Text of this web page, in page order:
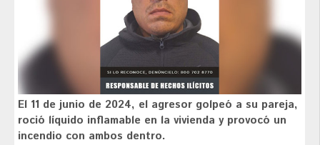
El 11 de junio de 2024, el agresor golpeó a su pareja,
roció líquido inflamable en la vivienda y provocó un
incendio con ambos dentro.